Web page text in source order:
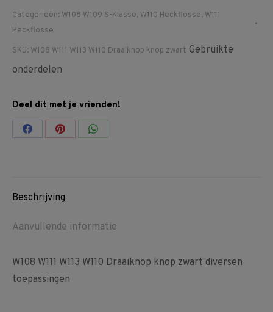
Categorieën: W108 W109 S-Klasse, W110 Heckflosse, W111
Heckflosse
SKU: W108 W111 W113 W110 Draaiknop knop zwart Gebruikte
onderdelen
Deel dit met je vrienden!
Share Share Share
Beschrijving
Aanvullende informatie
W108 W111 W113 W110 Draaiknop knop zwart diversen
toepassingen